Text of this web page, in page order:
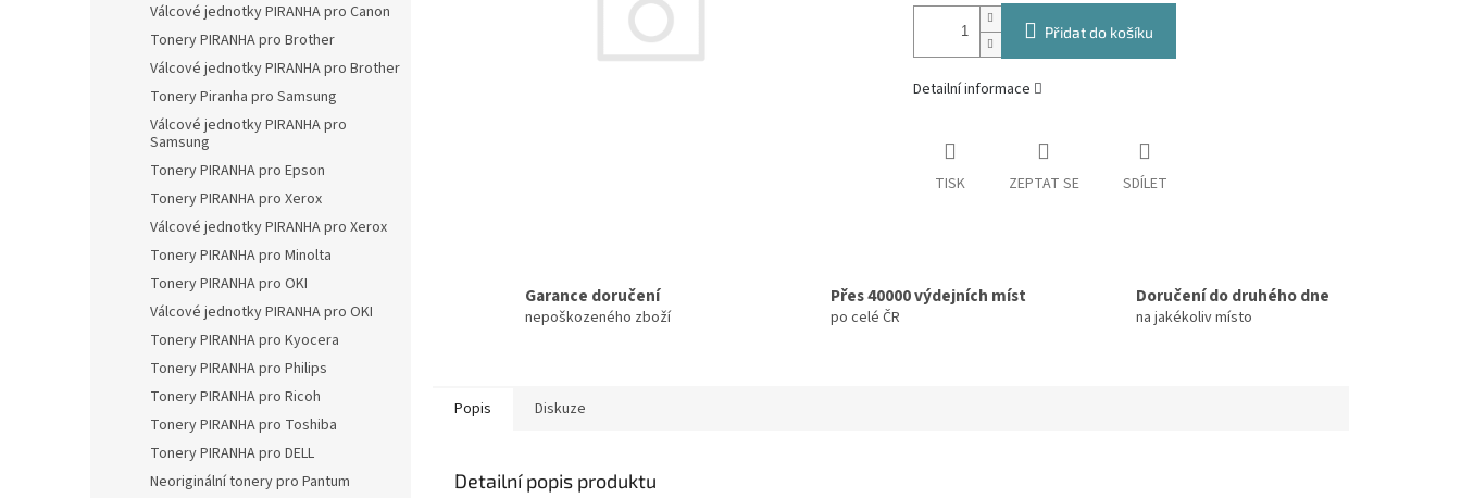
Válcové jednotky PIRANHA pro Canon
Tonery PIRANHA pro Brother
Válcové jednotky PIRANHA pro Brother
Tonery Piranha pro Samsung
Válcové jednotky PIRANHA pro
Samsung
Tonery PIRANHA pro Epson
Tonery PIRANHA pro Xerox
Válcové jednotky PIRANHA pro Xerox
Tonery PIRANHA pro Minolta
Tonery PIRANHA pro OKI
Válcové jednotky PIRANHA pro OKI
Tonery PIRANHA pro Kyocera
Tonery PIRANHA pro Philips
Tonery PIRANHA pro Ricoh
Tonery PIRANHA pro Toshiba
Tonery PIRANHA pro DELL
Neoriginální tonery pro Pantum
Přidat do košíku
Detailní informace
TISK ZEPTAT SE SDÍLET
Garance doručení
nepoškozeného zboží
Přes 40000 výdejních míst
po celé ČR
Doručení do druhého dne
na jakékoliv místo
Popis Diskuze
Detailní popis produktu